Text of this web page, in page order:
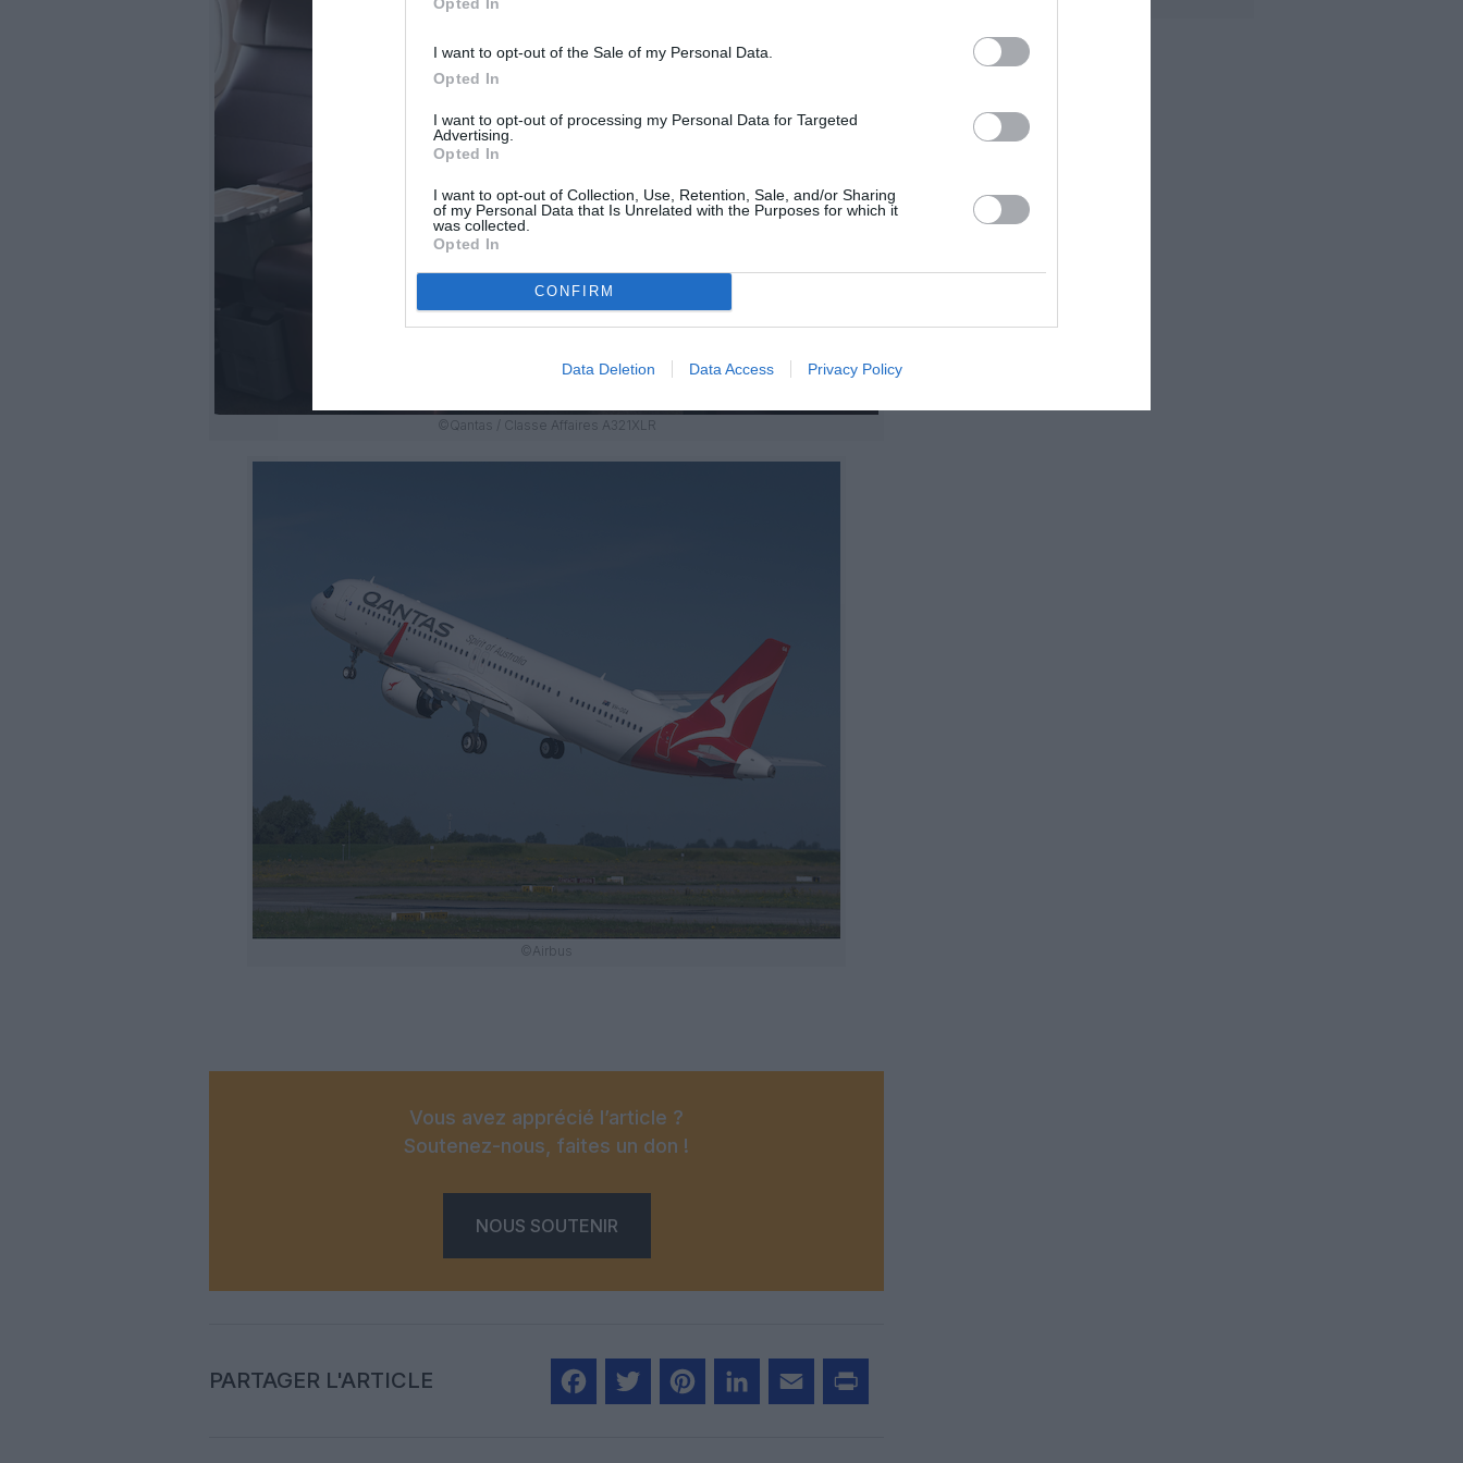
I want to opt-out of the Sale of my Personal Data.
Opted In
I want to opt-out of processing my Personal Data for Targeted
Advertising.
Opted In
I want to opt-out of Collection, Use, Retention, Sale, and/or Sharing
of my Personal Data that Is Unrelated with the Purposes for which it
was collected.
Opted In
CONFIRM
Data Deletion Data Access Privacy Policy
©Qantas / Classe Affaires A321XLR
©Airbus
Vous avez apprécié l’article ?
Soutenez-nous, faites un don !
NOUS SOUTENIR
PARTAGER L'ARTICLE